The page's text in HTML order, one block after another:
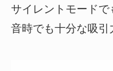
サイレントモード
音時でも十分な吸引